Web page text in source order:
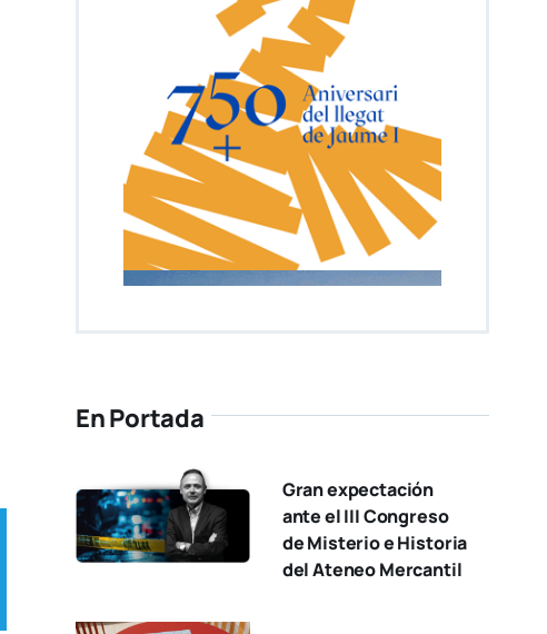
En Portada
Gran expectación
ante el III Congreso
de Misterio e Historia
del Ateneo Mercantil